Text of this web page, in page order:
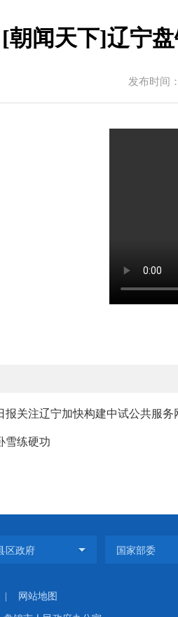
[朝闻天下]辽宁
发布时间
报关注辽宁加快构建中试公共服
雪练硬功
网站地图